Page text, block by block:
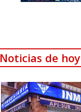
Noticias de hoy